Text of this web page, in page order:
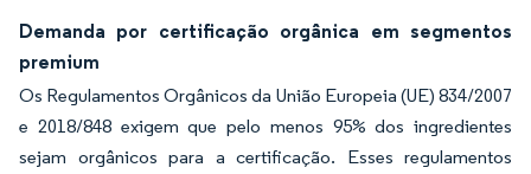
Demanda por certificação orgânica em segmentos
premium
Os Regulamentos Orgânicos da União Europeia (UE) 834/2007
e 2018/848 exigem que pelo menos 95% dos ingredientes
sejam orgânicos para a certificação. Esses regulamentos